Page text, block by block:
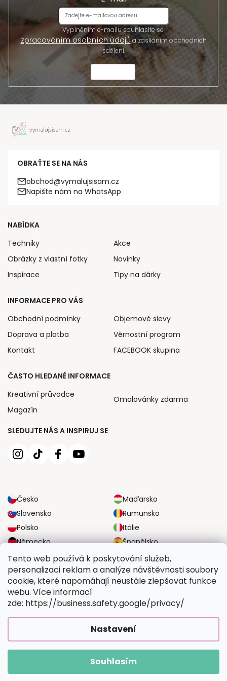
Tento web používá k poskytování služeb,
personalizaci reklam a analýze návštěvnosti soubory
cookie, které napomáhají neustále zlepšovat funkce
webu. Více informací
zde: https://business.safety.google/privacy/
Nastavení
Souhlasím
Vyplněním e-mailu souhlasíte se
zpracováním osobních údajůa zasíláním obchodních
sdělení.
OBRAŤTE SE NA NÁS
obchod@vymalujsisam.cz
Napište nám na WhatsApp
SLEDUJTE NÁS A INSPIRUJ SE
Česko
Maďarsko
Slovensko
Rumunsko
Polsko
Itálie
Německo
Španělsko
Velká Británie
Rakousko
NABÍDKA
Techniky
Obrázky z vlastní fotky
Inspirace
Akce
Novinky
Tipy na dárky
INFORMACE PRO VÁS
Obchodní podmínky
Doprava a platba
Kontakt
Objemové slevy
Věrnostní program
FACEBOOK skupina
ČASTO HLEDANÉ INFORMACE
Kreativní průvodce
Magazín
Omalovánky zdarma
SPOLEHLIVÉ MOŽNOSTI DOPRAVY
BEZPEČNÉ MOŽNOSTI PLATBY
Vytvořil Shoptet Premium|UpraviloFV STUDIO
Vymalujsisam.cz. Všechna práva vyhrazena.